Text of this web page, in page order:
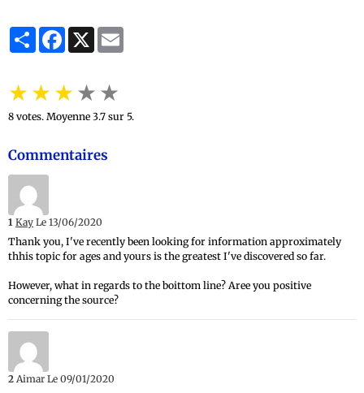
PartagerFacebook
X
★★★★★
8 votes. Moyenne 3.7 sur 5.
Commentaires
1 Kay Le 13/06/2020
Thank you, I've recently been looking for information approximately
thhis topic for ages and yours is the greatest I've discovered so far.
However, what in regards to the boittom line? Aree you positive
concerning the source?
2 Aimar Le 09/01/2020